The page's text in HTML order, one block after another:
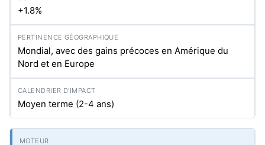
+1.8%
Mondial, avec des gains précoces en Amérique du
Nord et en Europe
Moyen terme (2-4 ans)